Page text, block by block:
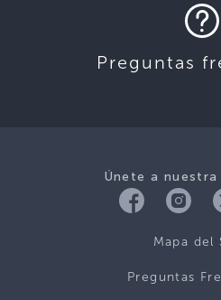
Preguntas
Únete a nuestra
Mapa del
Preguntas